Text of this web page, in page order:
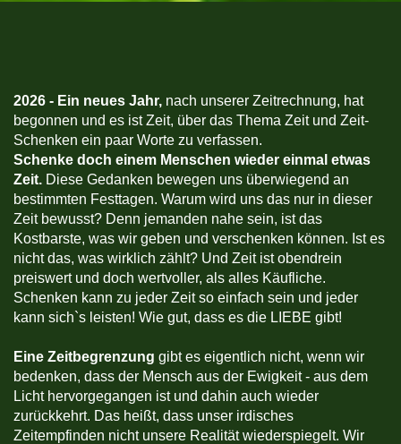
2026 - Ein neues Jahr, nach unserer Zeitrechnung, hat
begonnen und es ist Zeit, über das Thema Zeit und Zeit-
Schenken ein paar Worte zu verfassen.
Schenke doch einem Menschen wieder einmal etwas
Zeit. Diese Gedanken bewegen uns überwiegend an
bestimmten Festtagen. Warum wird uns das nur in dieser
Zeit bewusst? Denn jemanden nahe sein, ist das
Kostbarste, was wir geben und verschenken können. Ist es
nicht das, was wirklich zählt? Und Zeit ist obendrein
preiswert und doch wertvoller, als alles Käufliche.
Schenken kann zu jeder Zeit so einfach sein und jeder
kann sich`s leisten! Wie gut, dass es die LIEBE gibt!
Eine Zeitbegrenzung gibt es eigentlich nicht, wenn wir
bedenken, dass der Mensch aus der Ewigkeit - aus dem
Licht hervorgegangen ist und dahin auch wieder
zurückkehrt. Das heißt, dass unser irdisches
Zeitempfinden nicht unsere Realität wiederspiegelt. Wir